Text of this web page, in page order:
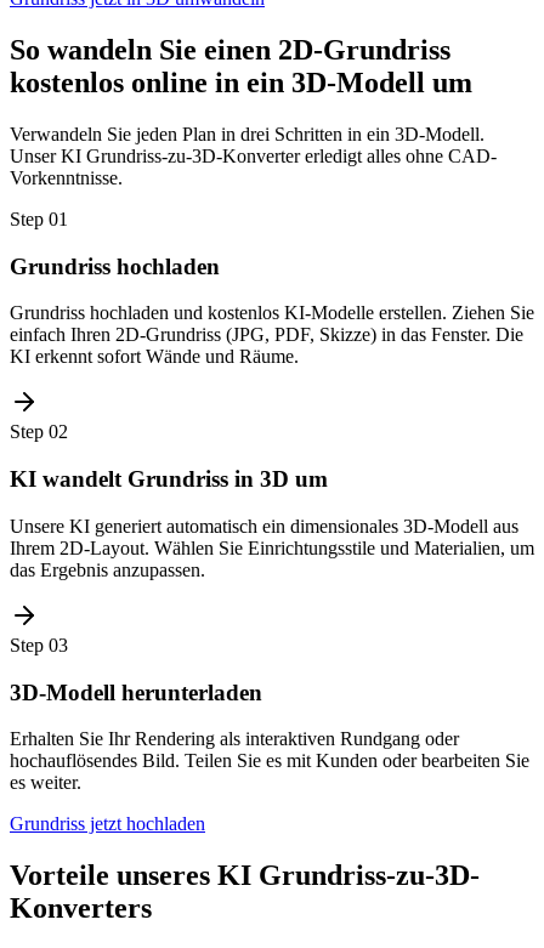
So wandeln Sie einen 2D-Grundriss
kostenlos online in ein 3D-Modell um
Verwandeln Sie jeden Plan in drei Schritten in ein 3D-Modell.
Unser KI Grundriss-zu-3D-Konverter erledigt alles ohne CAD-
Vorkenntnisse.
Step 01
Grundriss hochladen
Grundriss hochladen und kostenlos KI-Modelle erstellen. Ziehen Sie
einfach Ihren 2D-Grundriss (JPG, PDF, Skizze) in das Fenster. Die
KI erkennt sofort Wände und Räume.
Step 02
KI wandelt Grundriss in 3D um
Unsere KI generiert automatisch ein dimensionales 3D-Modell aus
Ihrem 2D-Layout. Wählen Sie Einrichtungsstile und Materialien, um
das Ergebnis anzupassen.
Step 03
3D-Modell herunterladen
Erhalten Sie Ihr Rendering als interaktiven Rundgang oder
hochauflösendes Bild. Teilen Sie es mit Kunden oder bearbeiten Sie
es weiter.
Grundriss jetzt hochladen
Vorteile unseres KI Grundriss-zu-3D-
Konverters